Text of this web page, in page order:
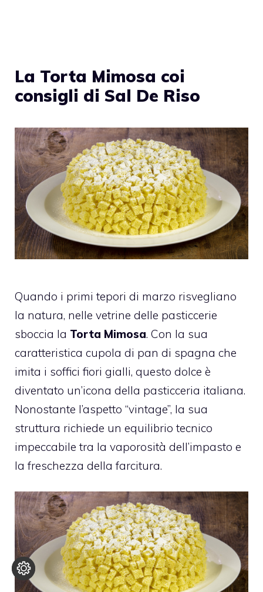
La Torta Mimosa coi
consigli di Sal De Riso
Quando i primi tepori di marzo risvegliano
la natura, nelle vetrine delle pasticcerie
sboccia la Torta Mimosa. Con la sua
caratteristica cupola di pan di spagna che
imita i soffici fiori gialli, questo dolce è
diventato un’icona della pasticceria italiana.
Nonostante l’aspetto “vintage”, la sua
struttura richiede un equilibrio tecnico
impeccabile tra la vaporosità dell’impasto e
la freschezza della farcitura.